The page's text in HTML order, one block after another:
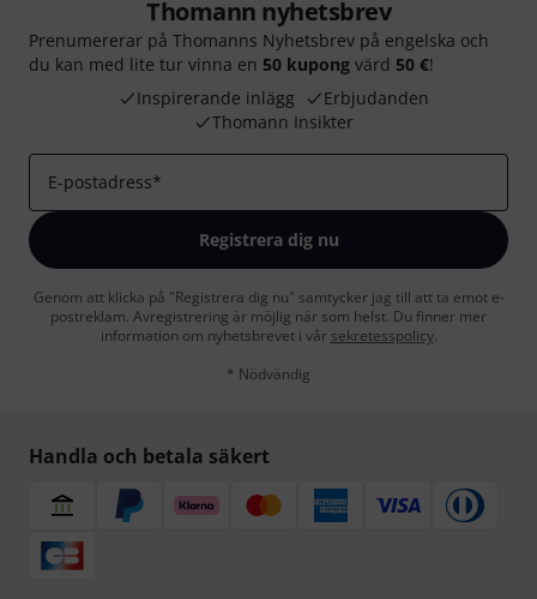
Thomann nyhetsbrev
Prenumererar på Thomanns Nyhetsbrev på engelska och
du kan med lite tur vinna en 50 kupong värd 50 €!
Inspirerande inlägg
Erbjudanden
Thomann Insikter
E-postadress*
Registrera dig nu
Genom att klicka på "Registrera dig nu" samtycker jag till att ta emot e-
postreklam. Avregistrering är möjlig när som helst. Du finner mer
information om nyhetsbrevet i vår sekretesspolicy.
* Nödvändig
Handla och betala säkert